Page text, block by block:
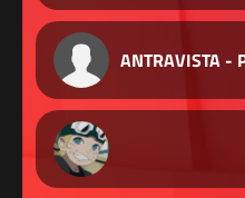
ANTRAVISTA -